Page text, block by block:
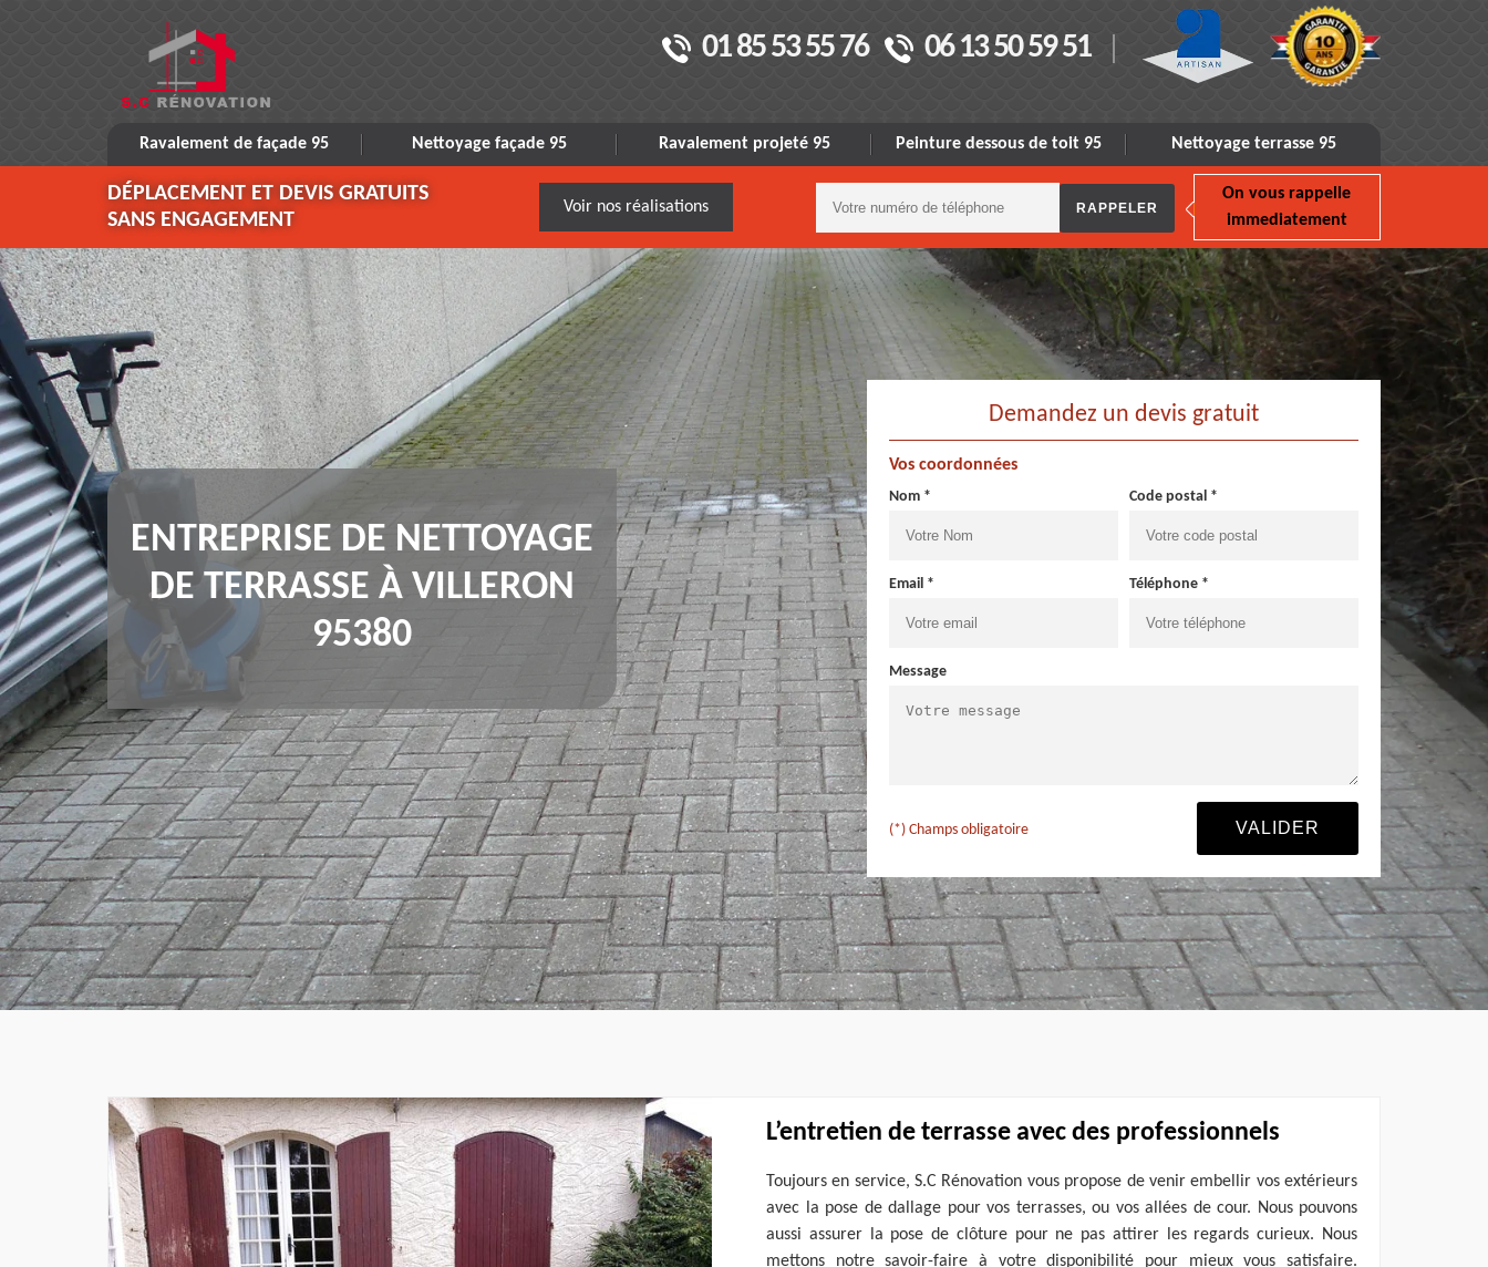
01 85 53 55 76 06 13 50 59 51
Ravalement de façade 95 Nettoyage façade 95 Ravalement projeté 95 Peinture dessous de toit 95 Nettoyage terrasse 95
DÉPLACEMENT ET DEVIS GRATUITS
SANS ENGAGEMENT
Voir nos réalisations
On vous rappelle
immediatement
ENTREPRISE DE NETTOYAGE
DE TERRASSE À VILLERON
95380
Demandez un devis gratuit
Vos coordonnées
Nom * Code postal *
Email * Téléphone *
Message
(*) Champs obligatoire
L’entretien de terrasse avec des professionnels
Toujours en service, S.C Rénovation vous propose de venir embellir vos extérieurs
avec la pose de dallage pour vos terrasses, ou vos allées de cour. Nous pouvons
aussi assurer la pose de clôture pour ne pas attirer les regards curieux. Nous
mettons notre savoir-faire à votre disponibilité pour mieux vous satisfaire.